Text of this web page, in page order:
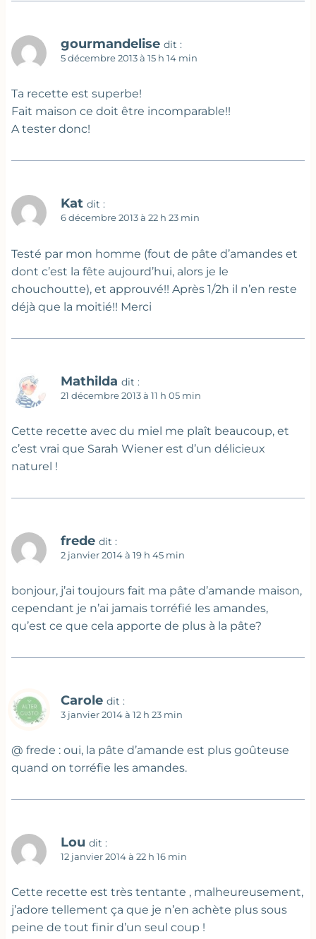
gourmandelise dit :
5 décembre 2013 à 15 h 14 min
Ta recette est superbe!
Fait maison ce doit être incomparable!!
A tester donc!
Kat dit :
6 décembre 2013 à 22 h 23 min
Testé par mon homme (fout de pâte d’amandes et
dont c’est la fête aujourd’hui, alors je le
chouchoutte), et approuvé!! Après 1/2h il n’en reste
déjà que la moitié!! Merci
Mathilda dit :
21 décembre 2013 à 11 h 05 min
Cette recette avec du miel me plaît beaucoup, et
c’est vrai que Sarah Wiener est d’un délicieux
naturel !
frede dit :
2 janvier 2014 à 19 h 45 min
bonjour, j’ai toujours fait ma pâte d’amande maison,
cependant je n’ai jamais torréfié les amandes,
qu’est ce que cela apporte de plus à la pâte?
Carole dit :
3 janvier 2014 à 12 h 23 min
@ frede : oui, la pâte d’amande est plus goûteuse
quand on torréfie les amandes.
Lou dit :
12 janvier 2014 à 22 h 16 min
Cette recette est très tentante , malheureusement,
j’adore tellement ça que je n’en achète plus sous
peine de tout finir d’un seul coup !